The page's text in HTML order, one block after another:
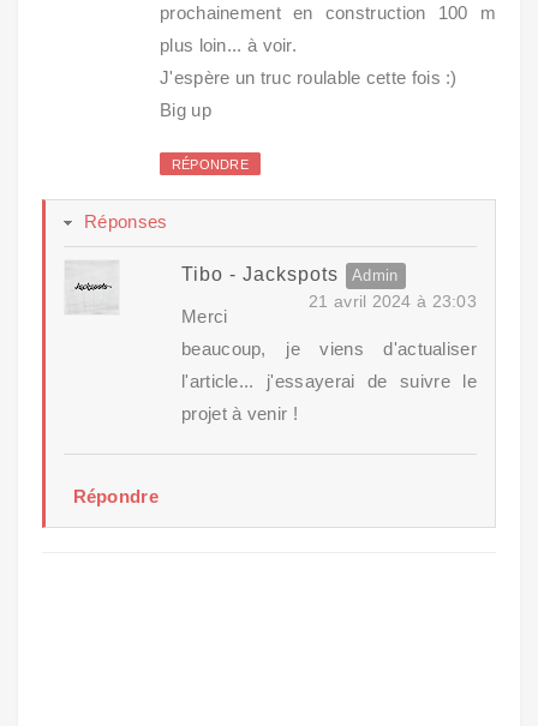
prochainement en construction 100 m
plus loin... à voir.
J'espère un truc roulable cette fois :)
Big up
RÉPONDRE
Réponses
Tibo - Jackspots
21 avril 2024 à 23:03
Merci
beaucoup, je viens d'actualiser
l'article... j'essayerai de suivre le
projet à venir !
Répondre